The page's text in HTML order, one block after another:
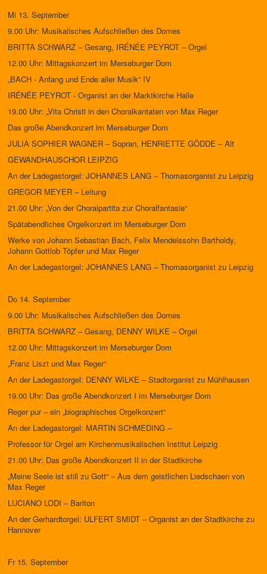
Mi 13. September
9.00 Uhr: Musikalisches Aufschließen des Domes
BRITTA SCHWARZ – Gesang, IRÉNÉE PEYROT – Orgel
12.00 Uhr: Mittagskonzert im Merseburger Dom
„BACH - Anfang und Ende aller Musik“ IV
IRÉNÉE PEYROT - Organist an der Marktkirche Halle
19.00 Uhr: „Vita Christi in den Choralkantaten von Max Reger
Das große Abendkonzert im Merseburger Dom
JULIA SOPHIER WAGNER – Sopran, HENRIETTE GÖDDE – Alt
GEWANDHAUSCHOR LEIPZIG
An der Ladegastorgel: JOHANNES LANG – Thomasorganist zu Leipzig
GREGOR MEYER – Leitung
21.00 Uhr: „Von der Choralpartita zur Choralfantasie“
Spätabendliches Orgelkonzert im Merseburger Dom
Werke von Johann Sebastian Bach, Felix Mendelssohn Bartholdy,
Johann Gottlob Töpfer und Max Reger
An der Ladegastorgel: JOHANNES LANG – Thomasorganist zu Leipzig
Do 14. September
9.00 Uhr: Musikalisches Aufschließen des Domes
BRITTA SCHWARZ – Gesang, DENNY WILKE – Orgel
12.00 Uhr: Mittagskonzert im Merseburger Dom
„Franz Liszt und Max Reger“
An der Ladegastorgel: DENNY WILKE – Stadtorganist zu Mühlhausen
19.00 Uhr: Das große Abendkonzert I im Merseburger Dom
Reger pur – ein „biographisches Orgelkonzert“
An der Ladegastorgel: MARTIN SCHMEDING –
Professor für Orgel am Kirchenmusikalischen Institut Leipzig
21.00 Uhr: Das große Abendkonzert II in der Stadtkirche
„Meine Seele ist still zu Gott“ – Aus dem geistlichen Liedschaen von
Max Reger
LUCIANO LODI – Bariton
An der Gerhardtorgel: ULFERT SMIDT – Organist an der Stadtkirche zu
Hannover
Fr 15. September